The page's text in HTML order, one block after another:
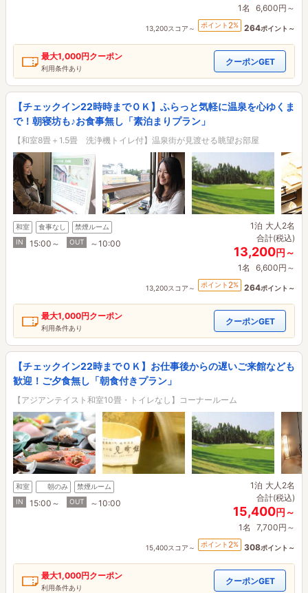
1名 6,600円～
13,200スコア～ ポイント 2% 264ポイント～
最大1,000円クーポン
利用条件あり
クーポンGET
【チェックイン22時時までＯＫ】ふらっと気軽に温泉を心ゆくま
で！朝寝坊も♪お食事無し「素泊まりプラン」
【和室8畳＋1.5畳 洗浄機トイレ付】温泉街が見渡せる眺望お部屋
和室 食事なし
禁煙ルーム
IN
15:00～ OUT ～10:00
1泊 大人2名
合計(税込)
13,200円～
1名 6,600円～
13,200スコア～ ポイント 2% 264ポイント～
最大1,000円クーポン
利用条件あり
クーポンGET
【チェックイン22時までＯＫ】お仕事後からの遅いご来館なども
歓迎！ご夕食無し「朝食付きプラン」
【アジアンテイスト和室10畳・トイレなし】コーナールーム
和室 朝のみ
禁煙ルーム
IN
15:00～ OUT ～10:00
1泊 大人2名
合計(税込)
15,400円～
1名 7,700円～
15,400スコア～ ポイント 2% 308ポイント～
最大1,000円クーポン
利用条件あり
クーポンGET